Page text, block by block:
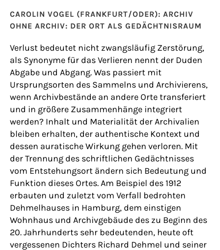
CAROLIN VOGEL (FRANKFURT/ODER): ARCHIV
OHNE ARCHIV: DER ORT ALS GEDÄCHTNISRAUM
Verlust bedeutet nicht zwangsläufig Zerstörung,
als Synonyme für das Verlieren nennt der Duden
Abgabe und Abgang. Was passiert mit
Ursprungsorten des Sammelns und Archivierens,
wenn Archivbestände an andere Orte transferiert
und in größere Zusammenhänge integriert
werden? Inhalt und Materialität der Archivalien
bleiben erhalten, der authentische Kontext und
dessen auratische Wirkung gehen verloren. Mit
der Trennung des schriftlichen Gedächtnisses
vom Entstehungsort ändern sich Bedeutung und
Funktion dieses Ortes. Am Beispiel des 1912
erbauten und zuletzt vom Verfall bedrohten
Dehmelhauses in Hamburg, dem einstigen
Wohnhaus und Archivgebäude des zu Beginn des
20. Jahrhunderts sehr bedeutenden, heute oft
vergessenen Dichters Richard Dehmel und seiner